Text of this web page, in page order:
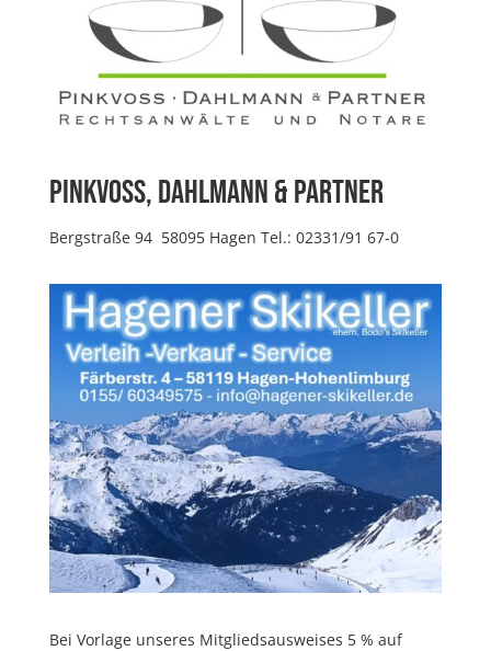
Pinkvoss, Dahlmann & Partner
Bergstraße 94 58095 Hagen Tel.: 02331/91 67-0
Bei Vorlage unseres Mitgliedsausweises 5 % auf